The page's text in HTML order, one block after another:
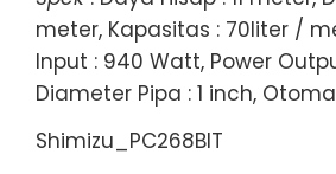
meter, Kapasitas : 70liter /
Input : 940 Watt, Power
Diameter Pipa : 1 inch,
Shimizu_PC268BIT